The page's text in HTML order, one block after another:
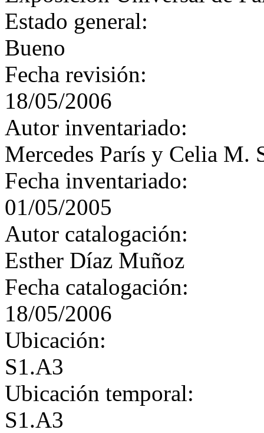
Estado general:
Bueno
Fecha revisión:
18/05/2006
Autor inventariado:
Mercedes París y Celia M.
Fecha inventariado:
01/05/2005
Autor catalogación:
Esther Díaz Muñoz
Fecha catalogación:
18/05/2006
Ubicación:
S1.A3
Ubicación temporal:
S1.A3